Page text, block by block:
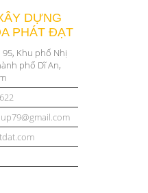
DỰNG
PHÁT ĐẠT
Khu phố Nhị
phố Dĩ An,